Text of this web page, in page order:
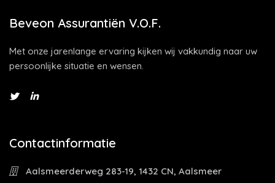
Beveon Assurantiën V.O.F.
Met onze jarenlange ervaring kijken wij vakkundig naar uw
persoonlijke situatie en wensen.
Contactinformatie
Aalsmeerderweg 283-19, 1432 CN, Aalsmeer